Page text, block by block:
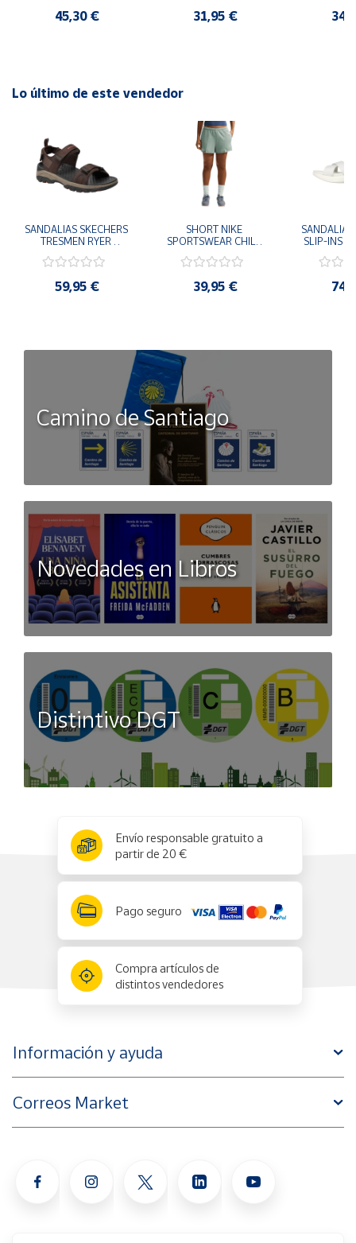
mientras te mantienes en forma con las mallas Ditchil.
45,30 € 31,95 €
Lo último de este vendedor
SANDALIAS SKECHERS
TRESMEN RYER
205112-CHOC
COMODAS
59,95 €
SHORT NIKE
SPORTSWEAR CHILL
006 PANTALONES
39,95 €
SANDALIAS
SLIP-INS
Camino de Santiago
Novedades en Libros
Distintivo DGT
Envío responsable gratuito a
partir de 20 €
Pago seguro
Compra artículos de
distintos vendedores
Información y ayuda
Correos Market